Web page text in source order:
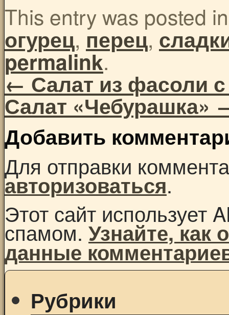
This entry was posted
огурец, перец,
permalink.
←Салат из фасоли
Салат «Чебурашка»
Добавить
Для отправки
авторизоваться.
Этот сайт использует
спамом.Узнайте,
данные
Рубрики